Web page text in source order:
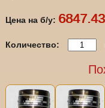
Цена на б/у: 6847.43
Количество: